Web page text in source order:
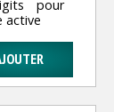
pour
active